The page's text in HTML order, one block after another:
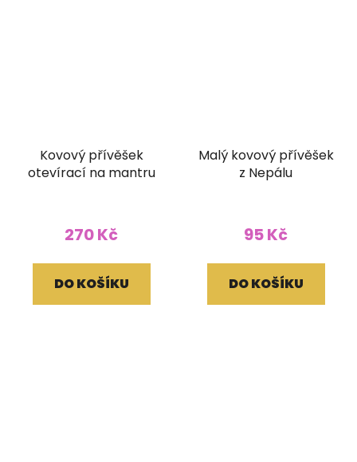
Kovový přívěšek
otevírací na mantru
270 Kč
DO KOŠÍKU
Malý kovový přívěšek
z Nepálu
95 Kč
DO KOŠÍKU